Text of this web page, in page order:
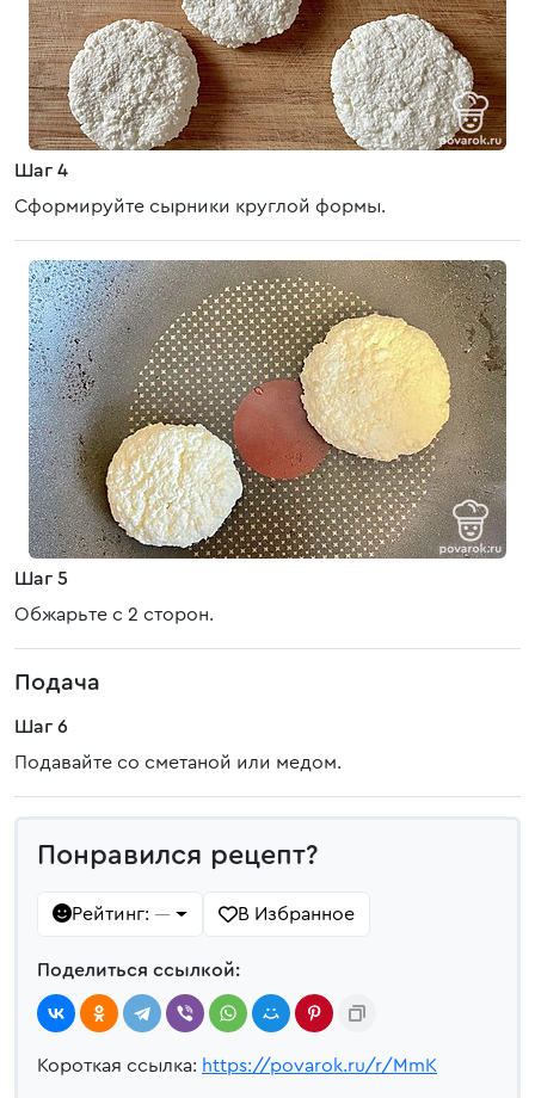
Шаг 4
Сформируйте сырники круглой формы.
Шаг 5
Обжарьте с 2 сторон.
Подача
Шаг 6
Подавайте со сметаной или медом.
Понравился рецепт?
Рейтинг: — В Избранное
Поделиться ссылкой:
Короткая ссылка: https://povarok.ru/r/MmK